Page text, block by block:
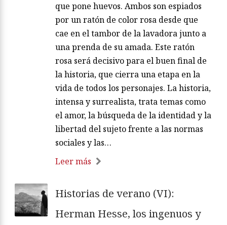
que pone huevos. Ambos son espiados
por un ratón de color rosa desde que
cae en el tambor de la lavadora junto a
una prenda de su amada. Este ratón
rosa será decisivo para el buen final de
la historia, que cierra una etapa en la
vida de todos los personajes. La historia,
intensa y surrealista, trata temas como
el amor, la búsqueda de la identidad y la
libertad del sujeto frente a las normas
sociales y las…
Leer más
Historias de verano (VI):
Herman Hesse, los ingenuos y